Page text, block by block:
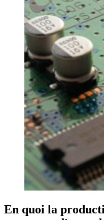
En quoi la